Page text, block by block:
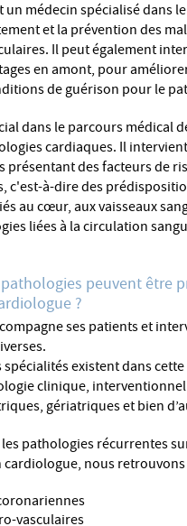
un médecin spécialisé dans le
et la prévention des
Il peut également
en amont, pour
de guérison pour le
dans le parcours médical
cardiaques. Il
présentant des facteurs de
c'est-à-dire des
au cœur, aux vaisseaux
liées à la circulation
peuvent être
?
ses patients et
existent dans
clinique,
gériatriques et bien
pathologies récurrentes
nous retrouvons
vasculaires